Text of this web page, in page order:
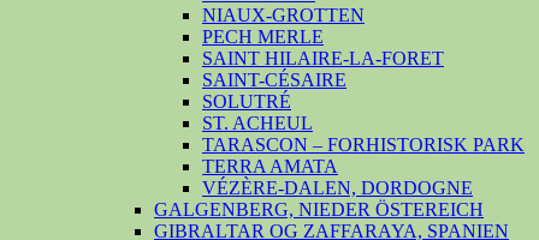
NIAUX-GROTTEN
PECH MERLE
SAINT HILAIRE-LA-FORET
SAINT-CÉSAIRE
SOLUTRÉ
ST. ACHEUL
TARASCON – FORHISTORISK PARK
TERRA AMATA
VÉZÈRE-DALEN, DORDOGNE
GALGENBERG, NIEDER ÖSTEREICH
GIBRALTAR OG ZAFFARAYA, SPANIEN